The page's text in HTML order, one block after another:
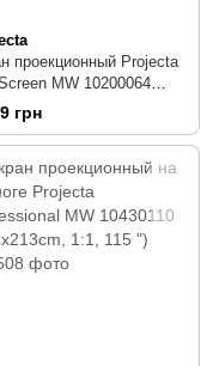
проекционный Projecta
MW 10200064
1:1, 108,7 ")
грн